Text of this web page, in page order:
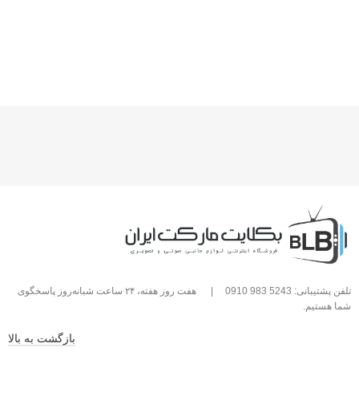
تلفن پشتیبانی: 5243 983 0910
هفت روز هفته، ۲۴ ساعت شبانه‌روز پاسخگوی
شما هستیم.
بازگشت به بالا